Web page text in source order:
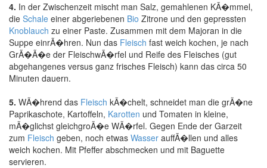
4. In der Zwischenzeit mischt man Salz, gemahlenen KÃ�mmel,
die Schale einer abgeriebenen Bio Zitrone und den gepressten
Knoblauch zu einer Paste. Zusammen mit dem Majoran in die
Suppe einrÃ�hren. Nun das Fleisch fast weich kochen, je nach
GrÃ�Ã�e der FleischwÃ�rfel und Reife des Fleisches (gut
abgehangenes versus ganz frisches Fleisch) kann das circa 50
Minuten dauern.
5. WÃ�hrend das Fleisch kÃ�chelt, schneidet man die grÃ�ne
Paprikaschote, Kartoffeln, Karotten und Tomaten in kleine,
mÃ�glichst gleichgroÃ�e WÃ�rfel. Gegen Ende der Garzeit
zum Fleisch geben, noch etwas Wasser auffÃ�llen und alles
weich kochen. Mit Pfeffer abschmecken und mit Baguette
servieren.